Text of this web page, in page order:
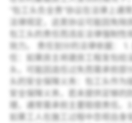
“包工头负全责”协议在法律上通
法律规定，这类协议可能因免除
包工头的责任而违反法律强制性
效力。 责任划分的法律依据：
任：如果房主将建房工程发包给
头，可能因选任过失而需承担部
头的安全保障义务：包工头作为
安全保障义务，若未提供足够的
理，通常需承担主要赔偿责任。
如果工人在施工过程中忽视自身